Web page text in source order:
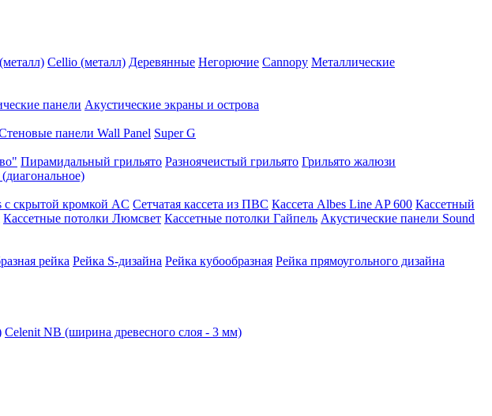
Cellio (металл) Деревянные Негорючие Cannopy Металлические
панели Акустические экраны и острова
панели Wall Panel Super G
Пирамидальный грильято Разноячеистый грильято Грильято жалюзи
с скрытой кромкой AC Сетчатая кассета из ПВС Кассета Albes Line AP 600 Кассетный
Кассетные потолки Люмсвет Кассетные потолки Гайпель Акустические панели Sound
рейка Рейка S-дизайна Рейка кубообразная Рейка прямоугольного дизайна
Celenit NB (ширина древесного слоя - 3 мм)